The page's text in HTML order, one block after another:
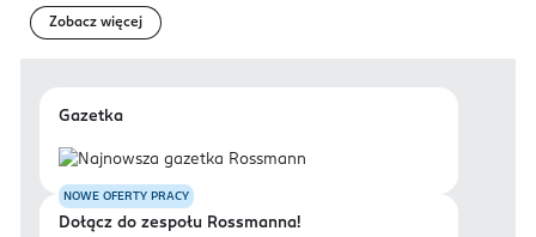
Zobacz więcej
Gazetka
NOWE OFERTY PRACY
Dołącz do zespołu Rossmanna!